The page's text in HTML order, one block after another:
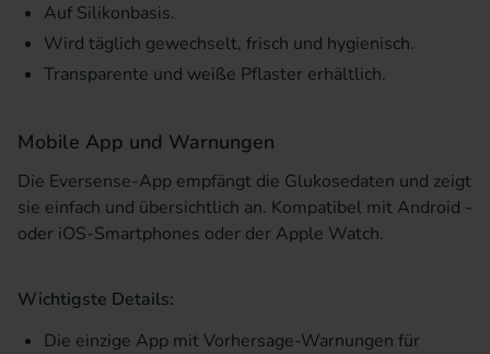
Auf Silikonbasis.
Wird täglich gewechselt, frisch und hygienisch.
Transparente und weiße Pflaster erhältlich.
Mobile App und Warnungen
Die Eversense-App empfängt die Glukosedaten und zeigt
sie einfach und übersichtlich an. Kompatibel mit Android -
oder iOS-Smartphones oder der Apple Watch.
Wichtigste Details:
Die einzige App mit Vorhersage-Warnungen für